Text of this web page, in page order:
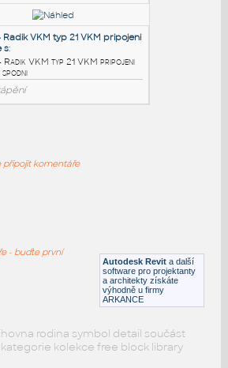
pripojeni:
- Radik Plan VKM typ 22 PLAN
pripojeni spodni stredove
Vytápění
Vytápění
- Radik VKM typ 21 VKM pripojeni
Autodesk Revit a další
software pro projektanty
a architekty získáte
výhodně u firmy
ARKANCE
připojit komentáře
- buďte první
rodina symbol detail součást
kolekce free block library